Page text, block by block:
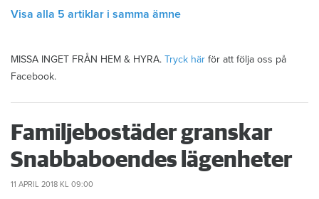
Visa alla 5 artiklar i samma ämne
MISSA INGET FRÅN HEM & HYRA. Tryck här för att följa oss på
Facebook.
Familjebostäder granskar
Snabbaboendes lägenheter
11 APRIL 2018 KL 09:00